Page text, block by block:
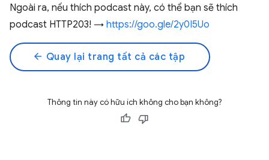
Ngoài ra, nếu thích podcast này, có thể bạn sẽ thích
podcast HTTP203! → https://goo.gle/2y0I5Uo
arrow_back Quay lại trang tất cả các tập
Thông tin này có hữu ích không cho bạn không?